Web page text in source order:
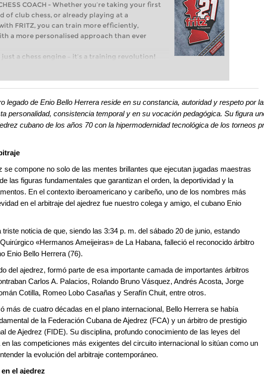
COACH - Whether you’re taking your first
of club chess, or already playing at a
FRITZ, you can train more efficiently,
a more personalised approach than ever
just a chess engine – it’s a training revolution!
your first steps into the world of club chess,
and with a more personalised
before.
legado de Enio Bello Herrera reside en su constancia, autoridad y respeto por
personalidad, consistencia temporal y en su vocación pedagógica. Su figura
cubano de los años 70 con la hipermodernidad tecnológica de los torneos
se compone no solo de las mentes brillantes que ejecutan jugadas maestras
las figuras fundamentales que garantizan el orden, la deportividad y la
En el contexto iberoamericano y caribeño, uno de los nombres más
en el arbitraje del ajedrez fue nuestro colega y amigo, el cubano Enio
noticia de que, siendo las 3:34 p. m. del sábado 20 de junio, estando
«Hermanos Ameijeiras» de La Habana, falleció el reconocido árbitro
Enio Bello Herrera (76).
del ajedrez, formó parte de esa importante camada de importantes árbitros
Carlos A. Palacios, Rolando Bruno Vásquez, Andrés Acosta, Jorge
Cotilla, Romeo Lobo Casañas y Serafín Chuit, entre otros.
más de cuatro décadas en el plano internacional, Bello Herrera se había
de la Federación Cubana de Ajedrez (FCA) y un árbitro de prestigio
de Ajedrez (FIDE). Su disciplina, profundo conocimiento de las leyes del
las competiciones más exigentes del circuito internacional lo sitúan como un
la evolución del arbitraje contemporáneo.
el ajedrez